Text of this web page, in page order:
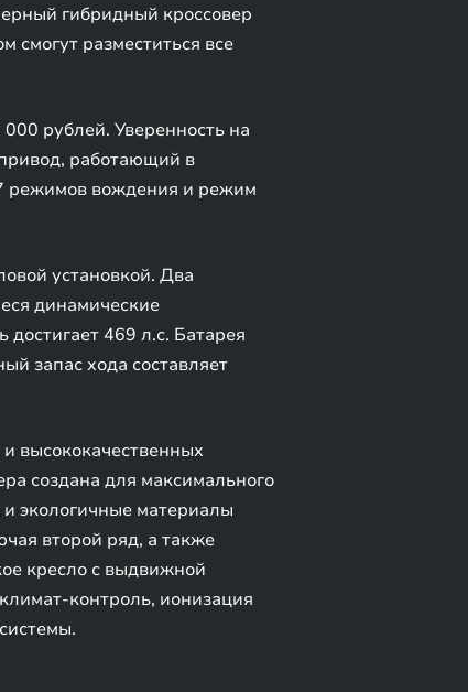
гибридный кроссовер
разместиться все
рублей. Уверенность на
работающий в
7 режимов вождения и режим
установкой. Два
динамические
469 л.с. Батарея
запас хода составляет
высококачественных
создана для максимального
экологичные материалы
второй ряд, а также
кресло с выдвижной
контроль, ионизация